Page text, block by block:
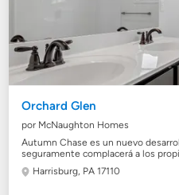
Orchard Glen
por McNaughton Homes
Autumn Chase es un nuevo
seguramente complacerá a los
Harrisburg, PA 17110